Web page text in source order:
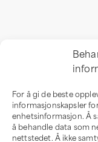
For å gi de beste
informasjonskapsler
enhetsinformasjon. Å
å behandle data som
nettstedet. Å ikke
Professor
1081 Oslo
Norge